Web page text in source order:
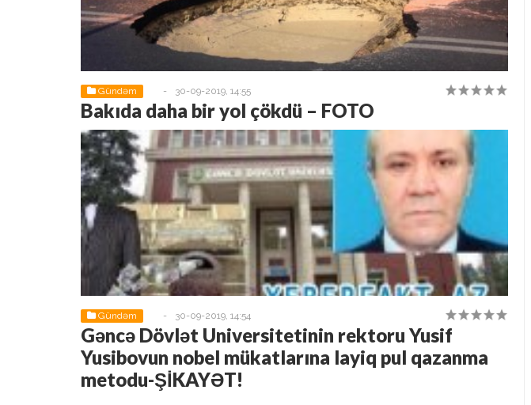
Gündəm - 30-09-2019, 14:55
Bakıda daha bir yol çökdü – FOTO
Gündəm - 30-09-2019, 14:54
Gəncə Dövlət Universitetinin rektoru Yusif
Yusibovun nobel mükatlarına layiq pul qazanma
metodu-ŞİKAYƏT!